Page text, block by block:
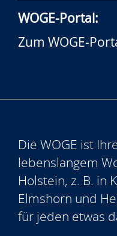
WOGE-Portal:
Zum WOGE-
Die WOGE ist
lebenslangem
Holstein, z. B. in
Elmshorn und
für jeden etwas